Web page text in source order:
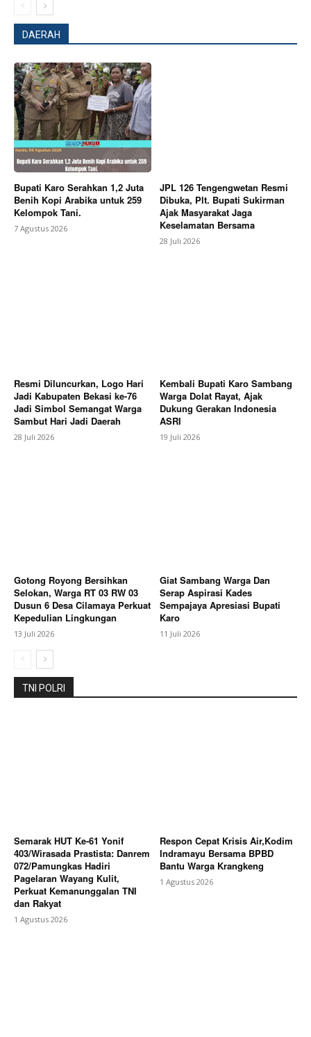
SUBSCRIBE NOW
Company
About
Berita Lainnya
Plt Bupati Sukirman : Alun-alun Kajen
Akan Dibuat Terang, Operasi Penertiban Terus
Digencarkan Usai Temuan Miras dan Alat
Kontrasepsi
DAERAH
Bupati Karo Serahkan 1,2 Juta
Benih Kopi Arabika untuk 259
Kelompok Tani.
7 Agustus 2026
JPL 126 Tengengwetan Resmi
Dibuka, Plt. Bupati Sukirman
Ajak Masyarakat Jaga
Keselamatan Bersama
28 Juli 2026
Resmi Diluncurkan, Logo Hari
Jadi Kabupaten Bekasi ke-76
Jadi Simbol Semangat Warga
Sambut Hari Jadi Daerah
28 Juli 2026
Kembali Bupati Karo Sambang
Warga Dolat Rayat, Ajak
Dukung Gerakan Indonesia
ASRI
19 Juli 2026
Gotong Royong Bersihkan
Selokan, Warga RT 03 RW 03
Dusun 6 Desa Cilamaya Perkuat
Kepedulian Lingkungan
13 Juli 2026
Giat Sambang Warga Dan
Serap Aspirasi Kades
Sempajaya Apresiasi Bupati
Karo
11 Juli 2026
TNI POLRI
Semarak HUT Ke-61 Yonif
403/Wirasada Prastista: Danrem
072/Pamungkas Hadiri
Pagelaran Wayang Kulit,
Perkuat Kemanunggalan TNI
dan Rakyat
1 Agustus 2026
Respon Cepat Krisis Air,Kodim
Indramayu Bersama BPBD
Bantu Warga Krangkeng
1 Agustus 2026